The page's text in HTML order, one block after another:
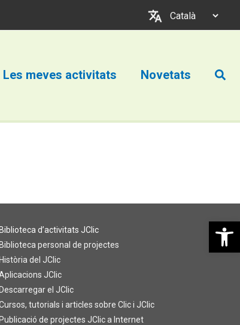
Obre la
un
Les meves activitats Novetats
Biblioteca d’activitats JClic
Biblioteca personal de projectes
Història del JClic
JClic
Descarregar el JClic
tutorials i articles sobre Clic i JClic
Publicació de projectes JClic a Internet